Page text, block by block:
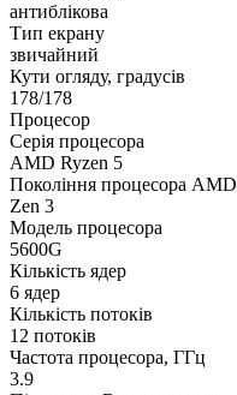
антиблікова
Тип екрану
звичайний
Кути огляду, градусів
178/178
Процесор
Серія процесора
AMD Ryzen 5
Покоління процесора AMD
Zen 3
Модель процесора
5600G
Кількість ядер
6 ядер
Кількість потоків
12 потоків
Частота процесора, ГГц
3.9